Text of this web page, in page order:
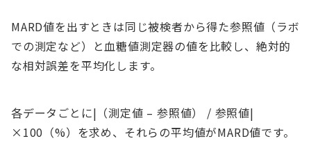
MARD値を出すときは同じ被検者から得た参照値（ラボ
での測定など）と血糖値測定器の値を比較し、絶対的
な相対誤差を平均化します。
各データごとに|（測定値 – 参照値） / 参照値|
×100（%）を求め、それらの平均値がMARD値です。